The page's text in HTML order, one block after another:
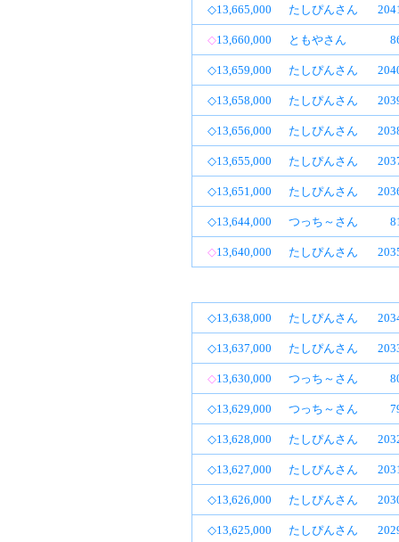
◇13,665,000 たしぴんさん
◇13,660,000 ともやさん
◇13,659,000 たしぴんさん
◇13,658,000 たしぴんさん
◇13,656,000 たしぴんさん
◇13,655,000 たしぴんさん
◇13,651,000 たしぴんさん
◇13,644,000 つっち～さん
◇13,640,000 たしぴんさん
◇13,638,000 たしぴんさん
◇13,637,000 たしぴんさん
◇13,630,000 つっち～さん
◇13,629,000 つっち～さん
◇13,628,000 たしぴんさん
◇13,627,000 たしぴんさん
◇13,626,000 たしぴんさん
◇13,625,000 たしぴんさん